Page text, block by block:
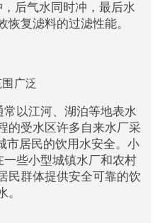
后气水同时冲，最后水
恢复滤料的过滤性能。
广泛
以江河、湖泊等地表水
的受水区许多自来水厂采
市居民的饮用水安全。小
些小型城镇水厂和农村
民群体提供安全可靠的饮
。